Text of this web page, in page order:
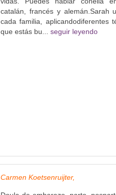
catalán, francés y alemán.Sarah
cada familia, aplicandodiferentes
que estás bu... seguir leyendo
Carmen Koetsenruijter,